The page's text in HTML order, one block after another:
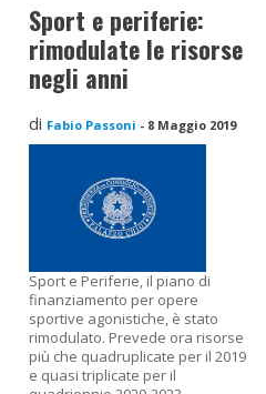
Sport e periferie:
rimodulate le risorse
negli anni
di Fabio Passoni - 8 Maggio 2019
Sport e Periferie, il piano di
finanziamento per opere
sportive agonistiche, è stato
rimodulato. Prevede ora risorse
più che quadruplicate per il 2019
e quasi triplicate per il